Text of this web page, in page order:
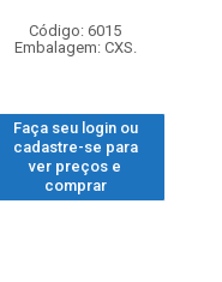
Código: 6015
Embalagem: CXS.
Faça seu login ou
cadastre-se para
ver preços e
comprar